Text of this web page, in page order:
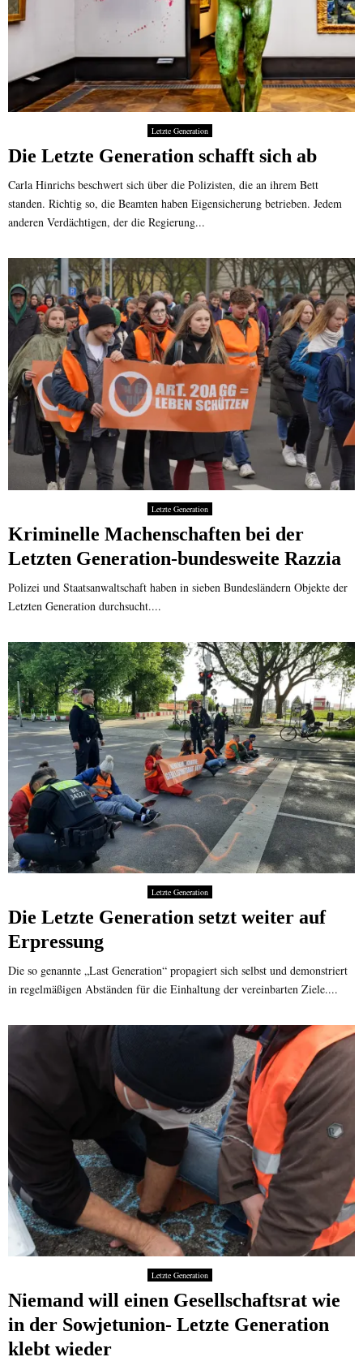
Letzte Generation
Die Letzte Generation schafft sich ab
Carla Hinrichs beschwert sich über die Polizisten, die an ihrem Bett
standen. Richtig so, die Beamten haben Eigensicherung betrieben. Jedem
anderen Verdächtigen, der die Regierung...
Letzte Generation
Kriminelle Machenschaften bei der
Letzten Generation-bundesweite Razzia
Polizei und Staatsanwaltschaft haben in sieben Bundesländern Objekte der
Letzten Generation durchsucht....
Letzte Generation
Die Letzte Generation setzt weiter auf
Erpressung
Die so genannte „Last Generation“ propagiert sich selbst und demonstriert
in regelmäßigen Abständen für die Einhaltung der vereinbarten Ziele....
Letzte Generation
Niemand will einen Gesellschaftsrat wie
in der Sowjetunion- Letzte Generation
klebt wieder